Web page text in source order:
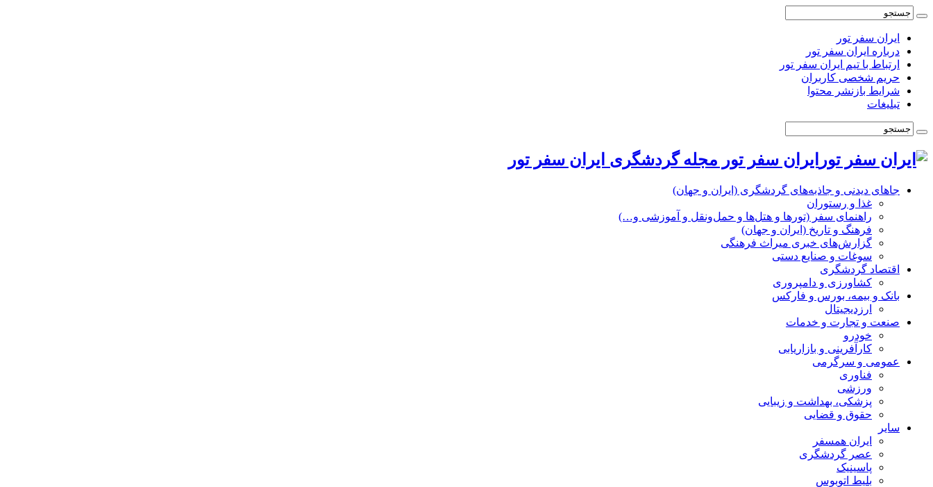
ایران سفر تور
درباره ایران سفر تور
ارتباط با تیم ایران سفر تور
حریم شخصی کاربران
شرایط بازنشر محتوا
تبلیغات
ایران سفر تور مجله گردشگری ایران سفر تور
جاهای دیدنی و جاذبه‌های گردشگری (ایران و جهان)
غذا و رستوران
راهنمای سفر (تورها و هتل‌ها و حمل‌و‌نقل و آموزشی و…)
فرهنگ و تاریخ (ایران و جهان)
گزارش‌های خبری میراث فرهنگی
سوغات و صنایع دستی
اقتصاد گردشگری
کشاورزی و دامپروری
بانک و بیمه، بورس و فارکس
ارزدیجیتال
صنعت و تجارت و خدمات
خودرو
کارآفرینی و بازاریابی
عمومی و سرگرمی
فناوری
ورزشی
پزشکی، بهداشت و زیبایی
حقوق و قضایی
سایر
ایران همسفر
عصر گردشگری
پاسینیک
بلیط اتوبوس